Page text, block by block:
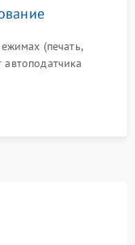
(печать,
автоподатчика
отпечатка
запекания